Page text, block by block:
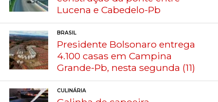
Lucena e Cabedelo-Pb
BRASIL
Presidente Bolsonaro entrega
4.100 casas em Campina
Grande-Pb, nesta segunda (11)
CULINÁRIA